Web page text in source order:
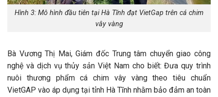
Hình 3: Mô hình đầu tiên tại Hà Tĩnh đạt VietGap trên cá chim
vây vàng
Bà Vương Thị Mai, Giám đốc Trung tâm chuyển giao công
nghệ và dịch vụ thủy sản Việt Nam cho biết: Đưa quy trình
nuôi thương phẩm cá chim vây vàng theo tiêu chuẩn
VietGAP vào áp dụng tại tỉnh Hà Tĩnh nhằm bảo đảm an toàn